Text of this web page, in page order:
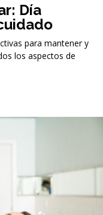
Día
para mantener y
los aspectos de